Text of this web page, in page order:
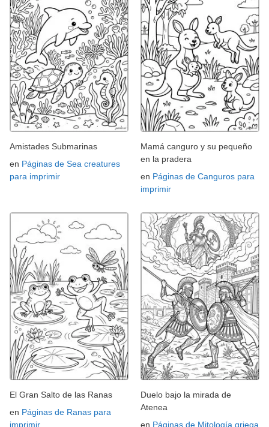
Amistades Submarinas
en Páginas de Sea creatures
para imprimir
Mamá canguro y su pequeño
en la pradera
en Páginas de Canguros para
imprimir
El Gran Salto de las Ranas
en Páginas de Ranas para
imprimir
Duelo bajo la mirada de
Atenea
en Páginas de Mitología griega